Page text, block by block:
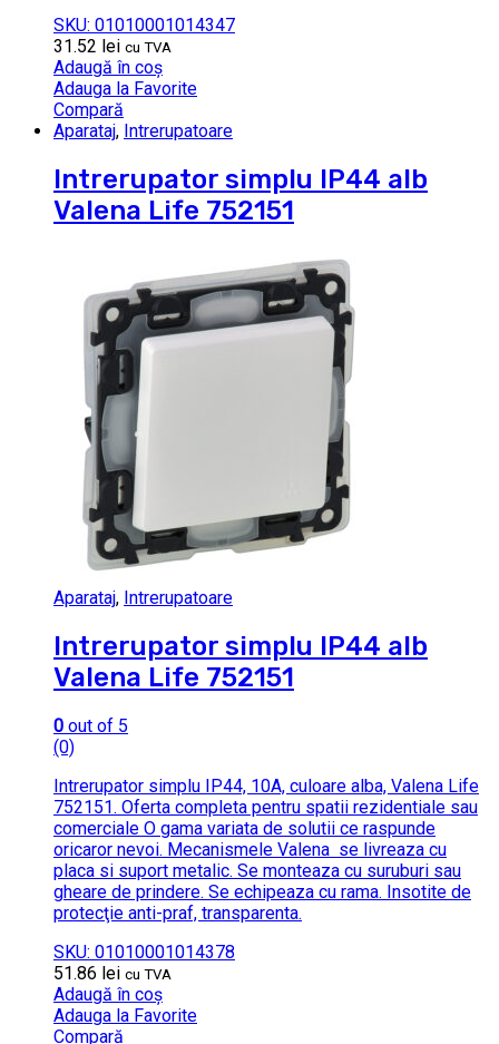
SKU: 01010001014347
31.52 lei cu TVA
Adaugă în coș
Adauga la Favorite
Compară
Aparataj, Intrerupatoare
Intrerupator simplu IP44 alb
Valena Life 752151
Aparataj, Intrerupatoare
Intrerupator simplu IP44 alb
Valena Life 752151
0 out of 5
(0)
Intrerupator simplu IP44, 10A, culoare alba, Valena Life
752151. Oferta completa pentru spatii rezidentiale sau
comerciale O gama variata de solutii ce raspunde
oricaror nevoi. Mecanismele Valena se livreaza cu
placa si suport metalic. Se monteaza cu suruburi sau
gheare de prindere. Se echipeaza cu rama. Insotite de
protecţie anti-praf, transparenta.
SKU: 01010001014378
51.86 lei cu TVA
Adaugă în coș
Adauga la Favorite
Compară